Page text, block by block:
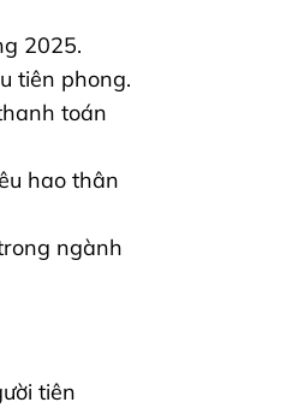
2025.
tiên phong.
toán
hao thân
ngành
tiên